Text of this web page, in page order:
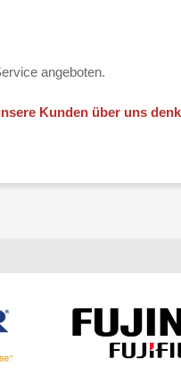
angeboten.
Kunden über uns